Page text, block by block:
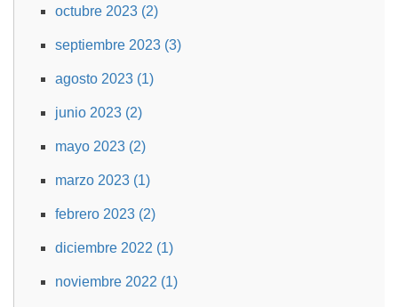
octubre 2023 (2)
septiembre 2023 (3)
agosto 2023 (1)
junio 2023 (2)
mayo 2023 (2)
marzo 2023 (1)
febrero 2023 (2)
diciembre 2022 (1)
noviembre 2022 (1)